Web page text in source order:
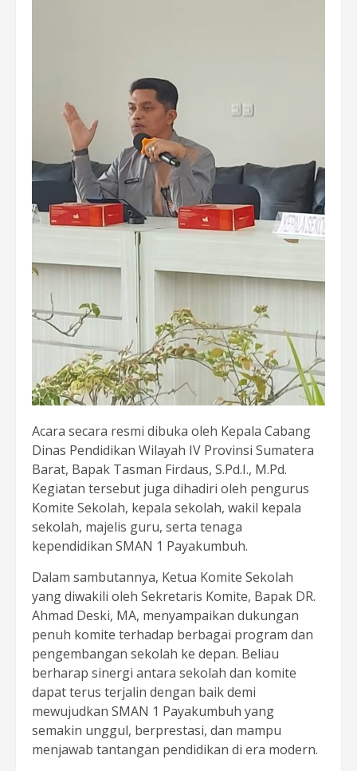
Acara secara resmi dibuka oleh Kepala Cabang
Dinas Pendidikan Wilayah IV Provinsi Sumatera
Barat, Bapak Tasman Firdaus, S.Pd.I., M.Pd.
Kegiatan tersebut juga dihadiri oleh pengurus
Komite Sekolah, kepala sekolah, wakil kepala
sekolah, majelis guru, serta tenaga
kependidikan SMAN 1 Payakumbuh.
Dalam sambutannya, Ketua Komite Sekolah
yang diwakili oleh Sekretaris Komite, Bapak DR.
Ahmad Deski, MA, menyampaikan dukungan
penuh komite terhadap berbagai program dan
pengembangan sekolah ke depan. Beliau
berharap sinergi antara sekolah dan komite
dapat terus terjalin dengan baik demi
mewujudkan SMAN 1 Payakumbuh yang
semakin unggul, berprestasi, dan mampu
menjawab tantangan pendidikan di era modern.